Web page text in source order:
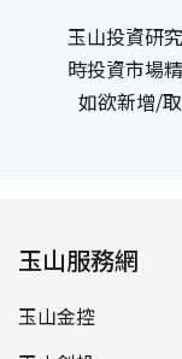
玉山投資研
時投資市場
如欲新增/
玉山服務網
玉山金控